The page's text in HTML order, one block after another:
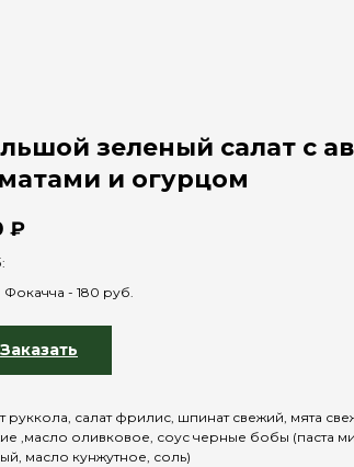
зеленый салат с
и огурцом
₽
Фокачча - 180 руб.
Заказать
руккола, салат фрилис, шпинат свежий, мята
,масло оливковое, соус черные бобы (паста
масло кунжутное, соль)